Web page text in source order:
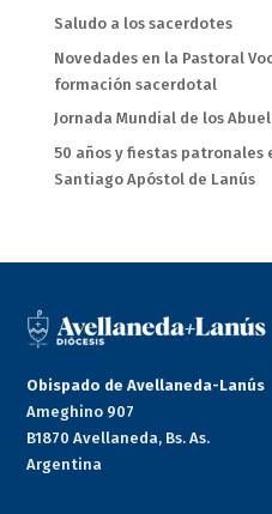
Saludo a los sacerdotes
Novedades en la Pastoral
formación sacerdotal
Jornada Mundial de los
50 años y fiestas patronales
Santiago Apóstol de Lanús
Obispado de Avellaneda-Lanús
Ameghino 907
B1870 Avellaneda, Bs. As.
Argentina